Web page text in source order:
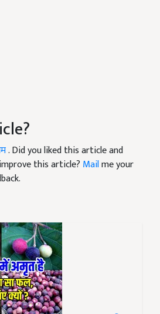
. Did you liked this article and
this article? Mailme your